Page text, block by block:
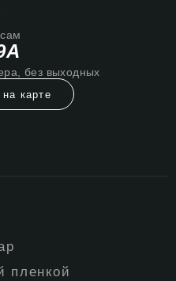
без выходных
на карте
пленкой